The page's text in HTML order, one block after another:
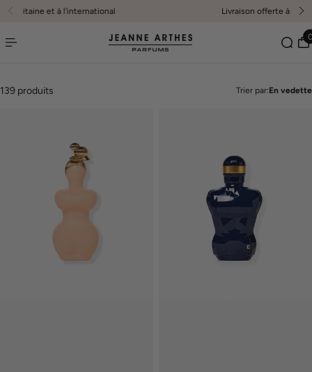
au contenu Livraison en France métropolitaine et à l'international
139 produits Trier par:En vedette